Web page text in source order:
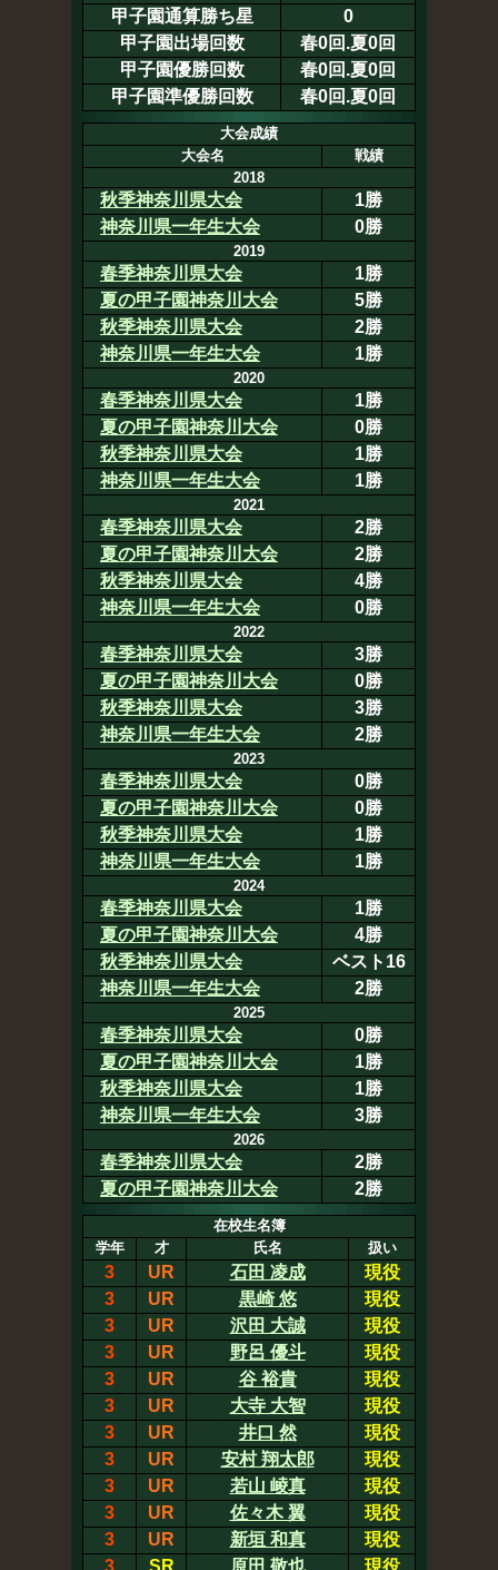
甲子園通算勝ち星
0
甲子園出場回数
春0回.夏0回
甲子園優勝回数
春0回.夏0回
甲子園準優勝回数
春0回.夏0回
大会成績
大会名
戦績
2018
秋季神奈川県大会
1勝
神奈川県一年生大会
0勝
2019
春季神奈川県大会
1勝
夏の甲子園神奈川大会
5勝
秋季神奈川県大会
2勝
神奈川県一年生大会
1勝
2020
春季神奈川県大会
1勝
夏の甲子園神奈川大会
0勝
秋季神奈川県大会
1勝
神奈川県一年生大会
1勝
2021
春季神奈川県大会
2勝
夏の甲子園神奈川大会
2勝
秋季神奈川県大会
4勝
神奈川県一年生大会
0勝
2022
春季神奈川県大会
3勝
夏の甲子園神奈川大会
0勝
秋季神奈川県大会
3勝
神奈川県一年生大会
2勝
2023
春季神奈川県大会
0勝
夏の甲子園神奈川大会
0勝
秋季神奈川県大会
1勝
神奈川県一年生大会
1勝
2024
春季神奈川県大会
1勝
夏の甲子園神奈川大会
4勝
秋季神奈川県大会
ベスト16
神奈川県一年生大会
2勝
2025
春季神奈川県大会
0勝
夏の甲子園神奈川大会
1勝
秋季神奈川県大会
1勝
神奈川県一年生大会
3勝
2026
春季神奈川県大会
2勝
夏の甲子園神奈川大会
2勝
在校生名簿
学年
才 氏名 扱い
3 UR 石田 凌成
現役
3
UR 黒崎 悠
現役
3
UR 沢田 大誠
現役
3
UR 野呂 優斗
現役
3
UR 谷 裕貴
現役
3
UR 大寺 大智
現役
3
UR 井口 然
現役
3
UR 安村 翔太郎
現役
3
UR 若山 崚真
現役
3
UR 佐々木 翼
現役
3
UR 新垣 和真
現役
3
SR 原田 敬也 現役